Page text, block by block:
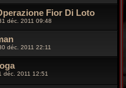
Fior Di Loto
déc. 2011 09:48
déc. 2011 22:11
déc. 2011 12:51